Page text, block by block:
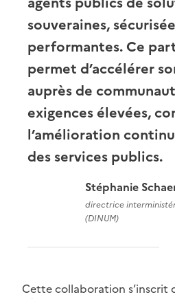
souveraines,
performantes. Ce
permet d’accélérer
auprès de
exigences élevées,
l’amélioration
des services publics.
Stéphanie
directrice
(DINUM)
Cette collaboration s’inscrit